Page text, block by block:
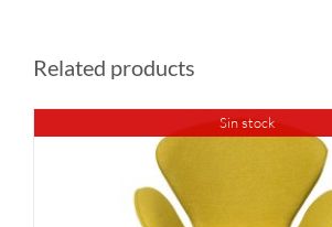
Related products
Sin stock